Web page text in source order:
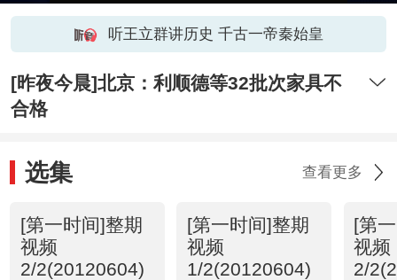
听王立群讲历史 千古一帝秦始皇
[昨夜今晨]北京：利顺德等32批次家具不
合格
选集 查看更多
[第一时间]整期
视频
2/2(20120604)
[第一时间]整期
视频
1/2(20120604)
[第
视频
2/